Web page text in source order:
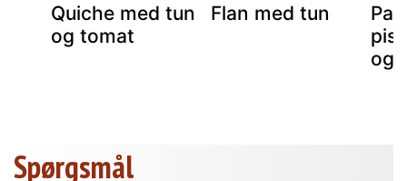
Quiche med tun
og tomat
Flan med tun
og
Spørgsmål